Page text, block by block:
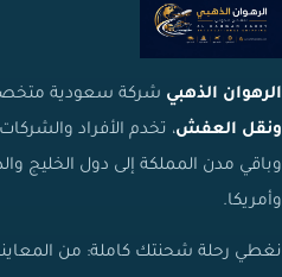
الرهوان الذهبي شركة سعودية
ونقل العفش، تخدم الأفراد
وباقي مدن المملكة إلى دول الخليج
وأمريكا.
نغطي رحلة شحنتك كاملة: من